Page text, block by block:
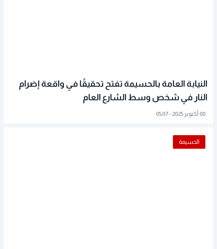
النيابة العامة بالحسيمة تفتح تحقيقًا في واقعة إضرام
النار في شخص وسط الشارع العام
08 أكتوبر 2025 - 05:07
الحسيمة